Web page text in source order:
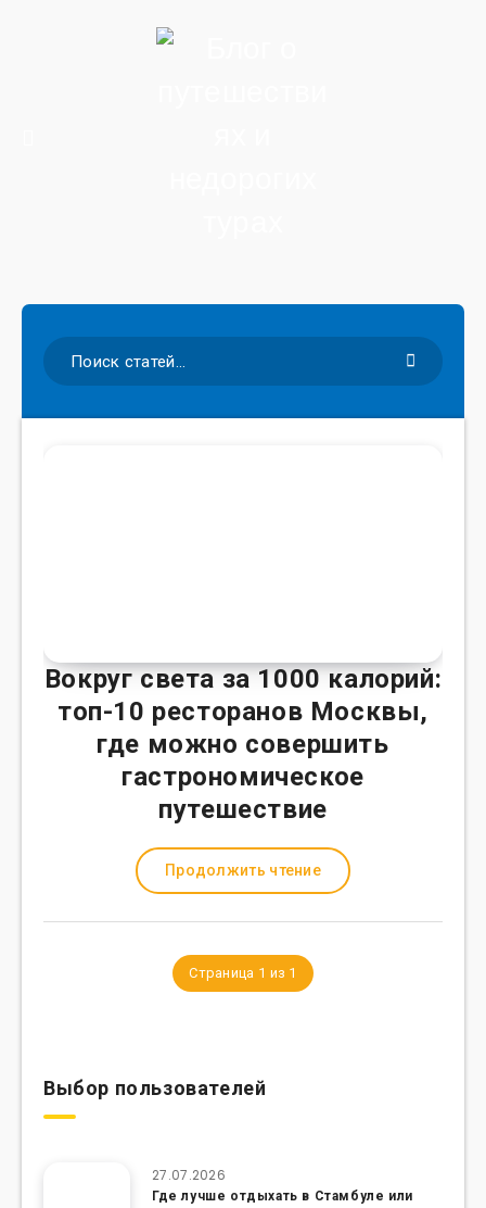
Вокруг света за 1000 калорий:
топ-10 ресторанов Москвы,
где можно совершить
гастрономическое
путешествие
Продолжить чтение
Страница 1 из 1
Выбор пользователей
27.07.2026
Где лучше отдыхать в Стамбуле или